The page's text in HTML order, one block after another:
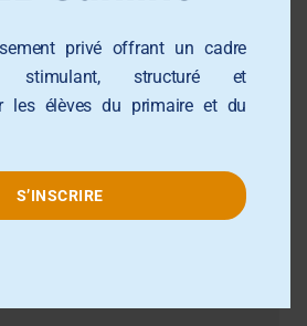
Carol Dawson (PhD)
privé offrant un cadre
stimulant, structuré et
les élèves du primaire et du
S’INSCRIRE